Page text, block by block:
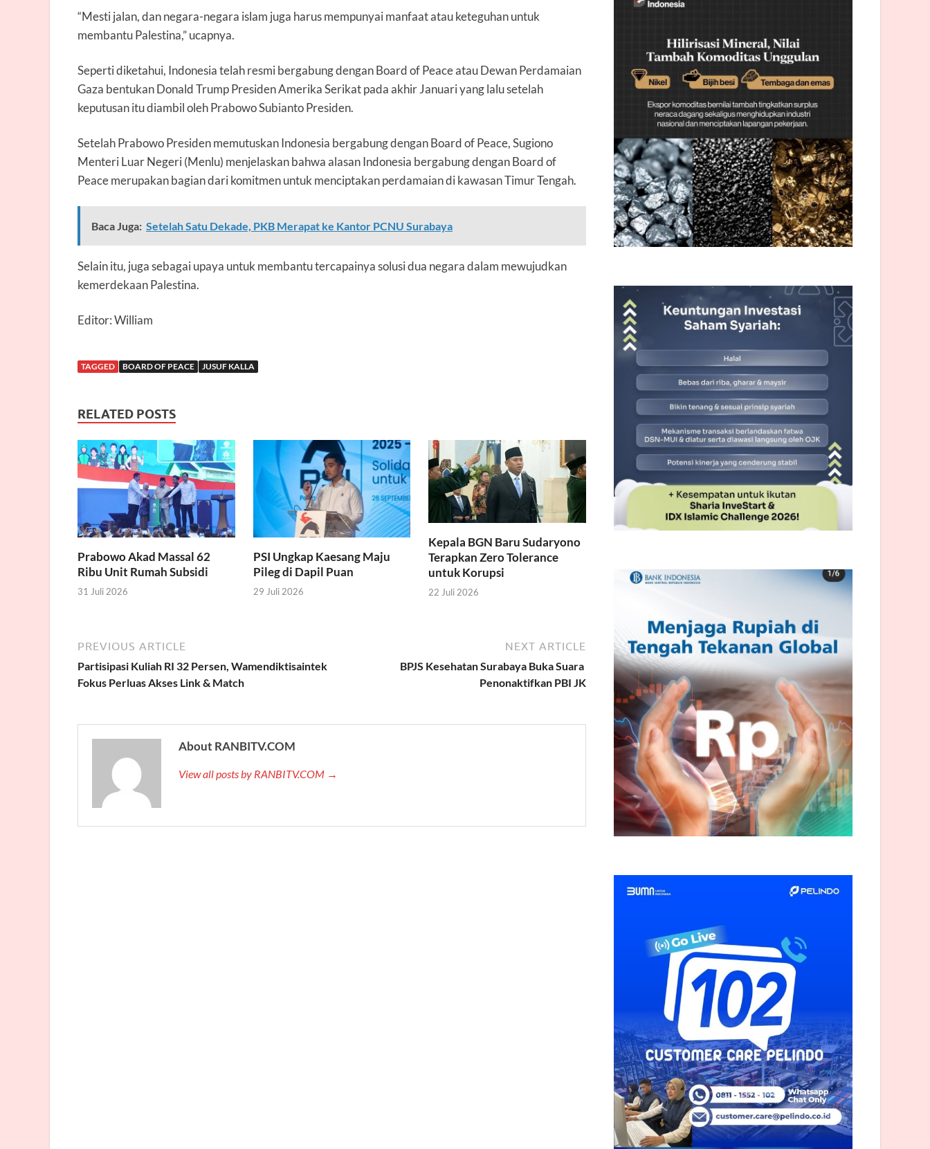
“Mesti jalan, dan negara-negara islam juga harus mempunyai manfaat atau keteguhan untuk
membantu Palestina,” ucapnya.
Seperti diketahui, Indonesia telah resmi bergabung dengan Board of Peace atau Dewan Perdamaian
Gaza bentukan Donald Trump Presiden Amerika Serikat pada akhir Januari yang lalu setelah
keputusan itu diambil oleh Prabowo Subianto Presiden.
Setelah Prabowo Presiden memutuskan Indonesia bergabung dengan Board of Peace, Sugiono
Menteri Luar Negeri (Menlu) menjelaskan bahwa alasan Indonesia bergabung dengan Board of
Peace merupakan bagian dari komitmen untuk menciptakan perdamaian di kawasan Timur Tengah.
Baca Juga: Setelah Satu Dekade, PKB Merapat ke Kantor PCNU Surabaya
Selain itu, juga sebagai upaya untuk membantu tercapainya solusi dua negara dalam mewujudkan
kemerdekaan Palestina.
Editor: William
TAGGED BOARD OF PEACE JUSUF KALLA
RELATED POSTS
Prabowo Akad Massal 62
Ribu Unit Rumah Subsidi
31 Juli 2026
PSI Ungkap Kaesang Maju
Pileg di Dapil Puan
29 Juli 2026
Kepala BGN Baru Sudaryono
Terapkan Zero Tolerance
untuk Korupsi
22 Juli 2026
PREVIOUS ARTICLE
Partisipasi Kuliah RI 32 Persen, Wamendiktisaintek
Fokus Perluas Akses Link & Match
NEXT ARTICLE
BPJS Kesehatan Surabaya Buka Suara
Penonaktifkan PBI JK
About RANBITV.COM
View all posts by RANBITV.COM →